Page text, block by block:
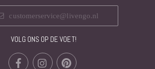
customerservice@livengo.nl
VOLG ONS OP DE VOET!